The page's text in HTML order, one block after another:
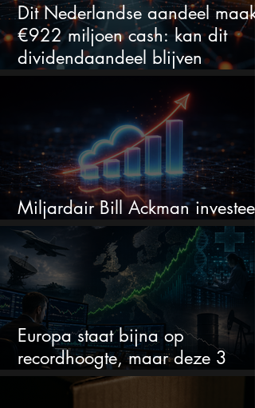
Dit Nederlandse aandeel maakt
€922 miljoen cash: kan dit
dividendaandeel blijven
verhogen?
Miljardair Bill Ackman investeert
miljarden in dit techaandeel
Europa staat bijna op
recordhoogte, maar deze 3
sectoren vallen nu op